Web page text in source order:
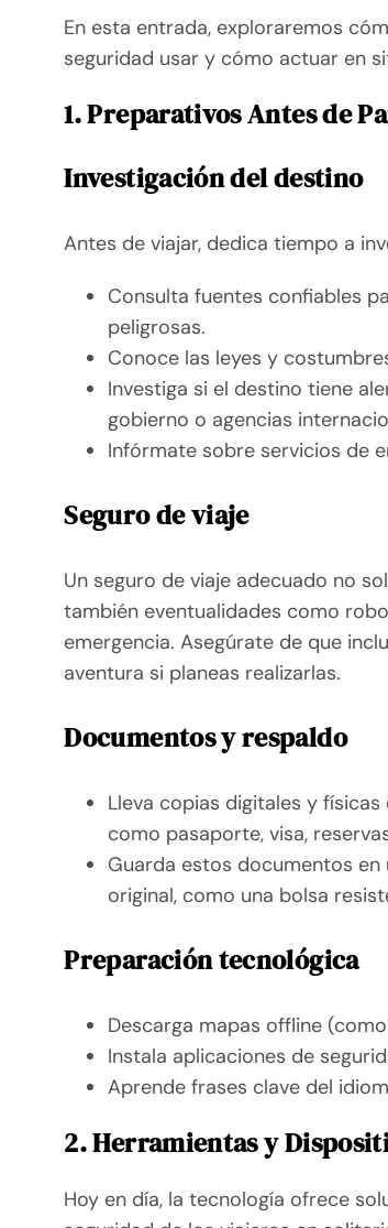
En esta entrada, exploraremos
seguridad usar y cómo actuar en
1. Preparativos Antes de
Investigación del destino
Antes de viajar, dedica tiempo a
Consulta fuentes confiables
peligrosas.
Conoce las leyes y
Investiga si el destino tiene
gobierno o agencias
Infórmate sobre servicios de
Seguro de viaje
Un seguro de viaje adecuado no
también eventualidades como
emergencia. Asegúrate de que
aventura si planeas realizarlas.
Documentos y respaldo
Lleva copias digitales y
como pasaporte, visa,
Guarda estos documentos
original, como una bolsa
Preparación tecnológica
Descarga mapas offline
Instala aplicaciones de
Aprende frases clave del
2. Herramientas y
Hoy en día, la tecnología ofrece